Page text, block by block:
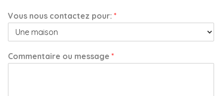
Vous nous contactez pour: *
Commentaire ou message *